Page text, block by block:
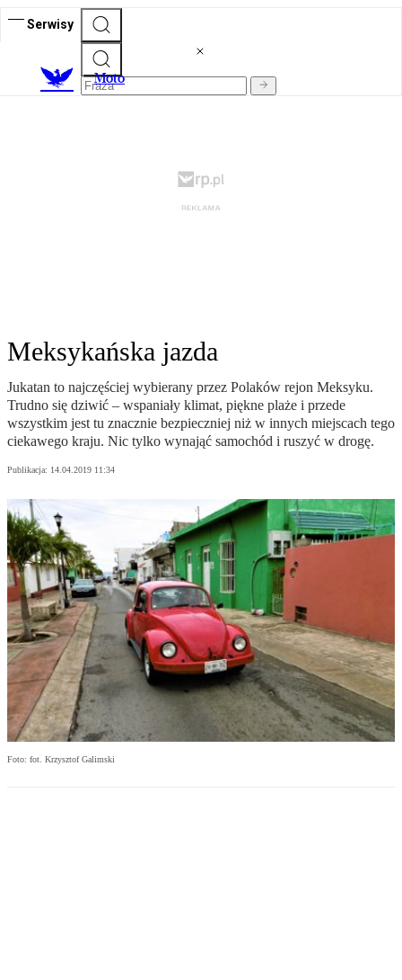
Serwisy
Moto
Meksykańska jazda
Jukatan to najczęściej wybierany przez Polaków rejon Meksyku.
Trudno się dziwić – wspaniały klimat, piękne plaże i przede
wszystkim jest tu znacznie bezpieczniej niż w innych miejscach tego
ciekawego kraju. Nic tylko wynająć samochód i ruszyć w drogę.
Publikacja: 14.04.2019 11:34
Foto: fot. Krzysztof Galimski